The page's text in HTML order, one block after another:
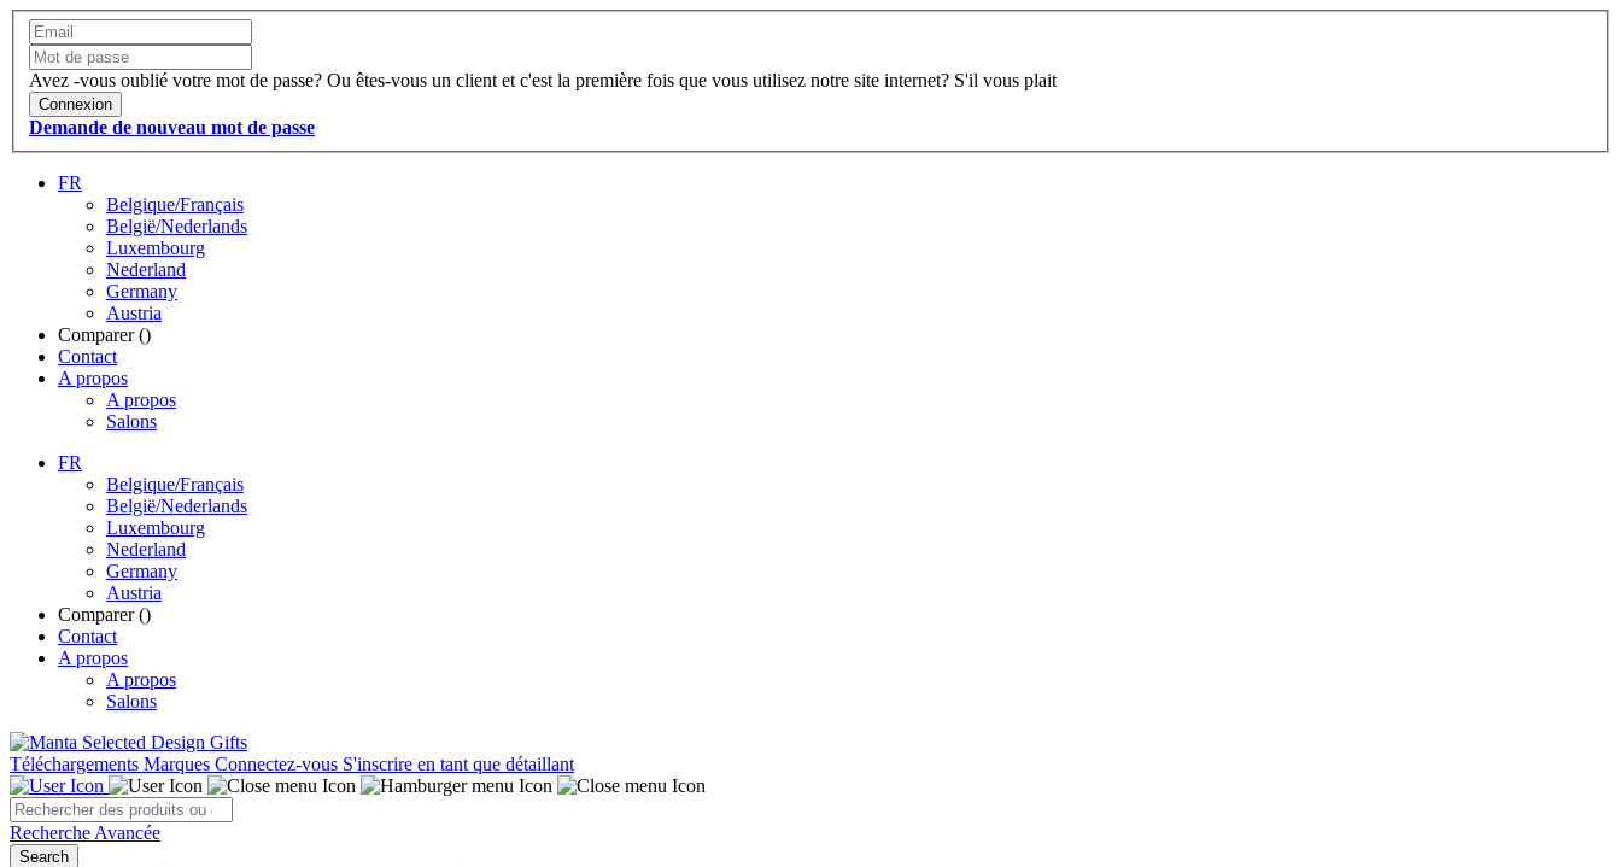
Avez -vous oublié votre mot de passe? Ou êtes-vous un client et c'est la première fois que vous utilisez notre site internet? S'il vous plait
Connexion
Demande de nouveau mot de passe
FR
Belgique/Français
België/Nederlands
Luxembourg
Nederland
Germany
Austria
Comparer ()
Contact
A propos
A propos
Salons
FR
Belgique/Français
België/Nederlands
Luxembourg
Nederland
Germany
Austria
Comparer ()
Contact
A propos
A propos
Salons
Téléchargements Marques Connectez-vous S'inscrire en tant que détaillant
Recherche Avancée
Search